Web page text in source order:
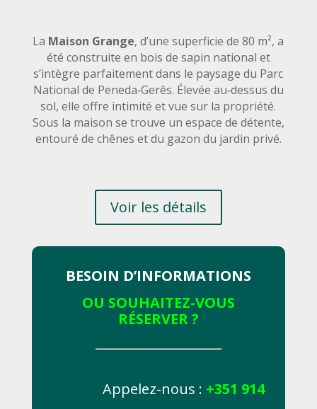
La Maison Grange, d’une superficie de 80 m², a
été construite en bois de sapin national et
s’intègre parfaitement dans le paysage du Parc
National de Peneda‑Gerês. Élevée au‑dessus du
sol, elle offre intimité et vue sur la propriété.
Sous la maison se trouve un espace de détente,
entouré de chênes et du gazon du jardin privé.
Voir les détails
BESOIN D’INFORMATIONS
OU SOUHAITEZ-VOUS
RÉSERVER ?
Appelez-nous : +351 914